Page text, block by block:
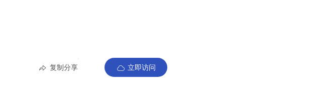
复制分享 立即访问